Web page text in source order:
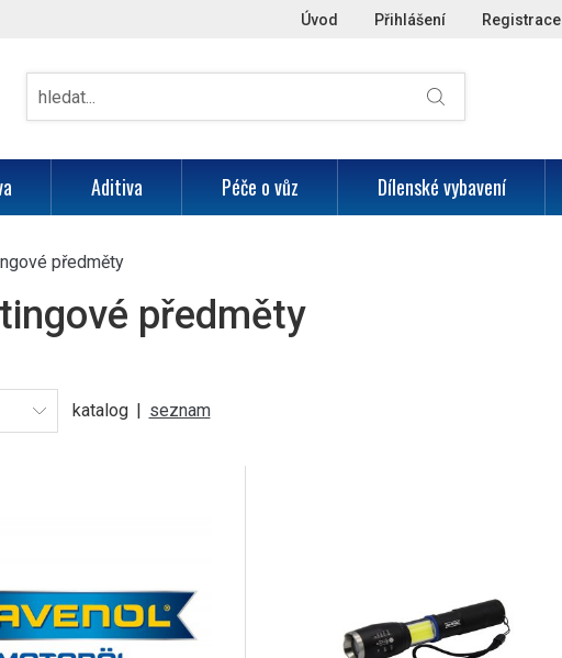
Úvod Přihlášení Registrace
Aditiva Péče o vůz Dílenské vybavení
předměty
předměty
katalog | seznam